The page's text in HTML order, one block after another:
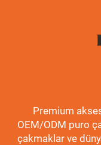
Premium
OEM/ODM puro
çakmaklar ve